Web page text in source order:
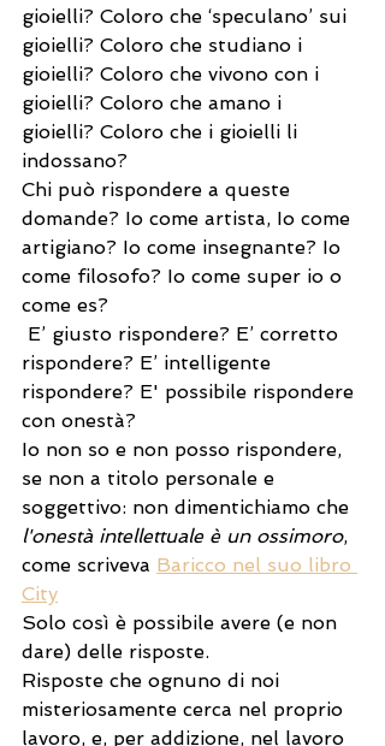
gioielli? Coloro che ‘speculano’ sui
gioielli? Coloro che studiano i
gioielli? Coloro che vivono con i
gioielli? Coloro che amano i
gioielli? Coloro che i gioielli li
indossano?
Chi può rispondere a queste
domande? Io come artista, Io come
artigiano? Io come insegnante? Io
come filosofo? Io come super io o
come es?
rispondere? E’ intelligente
rispondere? E' possibile rispondere
con onestà?
Io non so e non posso rispondere,
se non a titolo personale e
soggettivo: non dimentichiamo che
l'onestà intellettuale è un ossimoro,
come scriveva Baricco nel suo libro
City
Solo così è possibile avere (e non
dare) delle risposte.
Risposte che ognuno di noi
misteriosamente cerca nel proprio
lavoro, e, per addizione, nel lavoro